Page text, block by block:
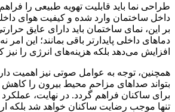
طراحی نما باید قابلیت تهویه طبیعی را
داخل ساختمان وارد شده و کیفیت هوای
بر این، نمای ساختمان باید دارای عایق
دماهای داخلی پایدارتر باقی بمانند؛ این امر
افزایش می‌دهد بلکه هزینه‌های انرژی را
همچنین، توجه به عوامل صوتی نیز اهمیت
بتواند صداهای مزاحم محیط بیرون را کاهش
برای ساکنان فراهم گردد. در نهایت،
تنها موجب رضایت ساکنان خواهد شد بلکه